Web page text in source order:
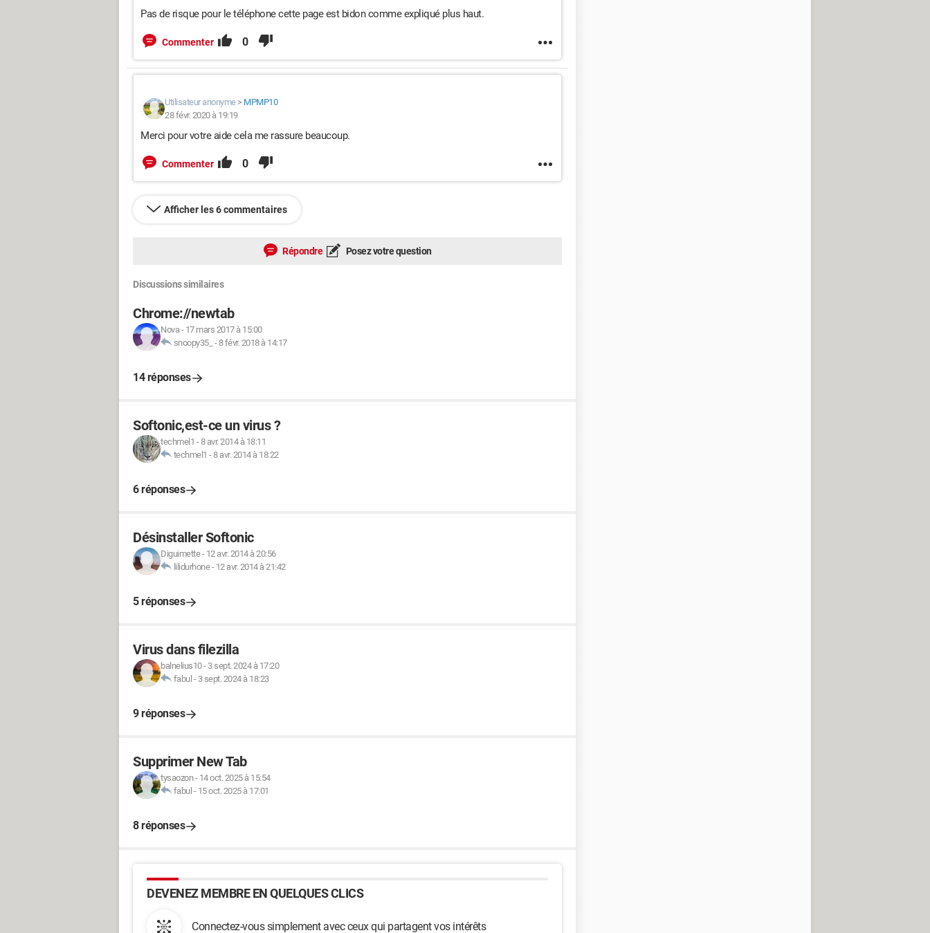
Pas de risque pour le téléphone cette page est bidon comme expliqué plus haut.
Commenter 0
Utilisateur anonyme> MPMP10
28 févr. 2020 à 19:19
Merci pour votre aide cela me rassure beaucoup.
Commenter 0
Afficher les 6 commentaires
Répondre Posez votre question
Discussions similaires
Chrome://newtab
Nova- 17 mars 2017 à 15:00
snoopy35_ -8 févr. 2018 à 14:17
14 réponses
Softonic,est-ce un virus ?
techmel1 -8 avr. 2014 à 18:11
techmel1 -8 avr. 2014 à 18:22
6 réponses
Désinstaller Softonic
Diguimette- 12 avr. 2014 à 20:56
lilidurhone- 12 avr. 2014 à 21:42
5 réponses
Virus dans filezilla
balnelius10- 3 sept. 2024 à 17:20
fabul - 3 sept. 2024 à 18:23
9 réponses
Supprimer New Tab
tysaozon- 14 oct. 2025 à 15:54
fabul - 15 oct. 2025 à 17:01
8 réponses
DEVENEZ MEMBRE EN QUELQUES CLICS
Connectez-vous simplement avec ceux qui partagent vos intérêts